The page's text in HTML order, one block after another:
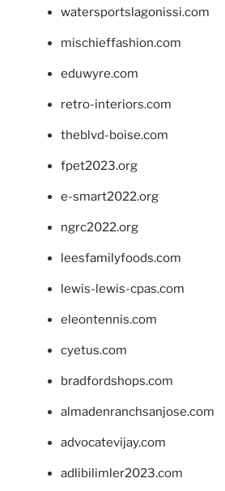
watersportslagonissi.com
mischieffashion.com
eduwyre.com
retro-interiors.com
theblvd-boise.com
fpet2023.org
e-smart2022.org
ngrc2022.org
leesfamilyfoods.com
lewis-lewis-cpas.com
eleontennis.com
cyetus.com
bradfordshops.com
almadenranchsanjose.com
advocatevijay.com
adlibilimler2023.com